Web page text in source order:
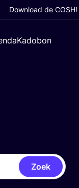
Download de
Kadobon
Zoek